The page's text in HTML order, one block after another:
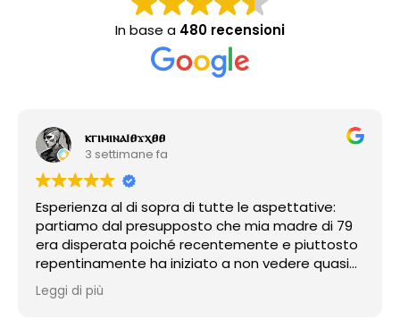
In base a 480 recensioni
ⲕⲅⲓⲙⲓⲛⲁ၊ፀϫⲭፀፀ
3 settimane fa
Esperienza al di sopra di tutte le aspettative:
partiamo dal presupposto che mia madre di 79
era disperata poiché recentemente e piuttosto
repentinamente ha iniziato a non vedere quasi
più niente a causa di una cataratta veramente
tosta, come detto dal Dr. Lafranca, che tuttavia
Leggi di più